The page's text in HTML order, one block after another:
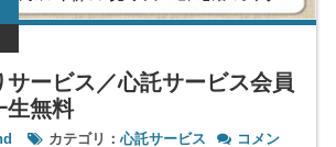
サービス／心託サービス会員
生無料
カテゴリ：心託サービス
見
コメン